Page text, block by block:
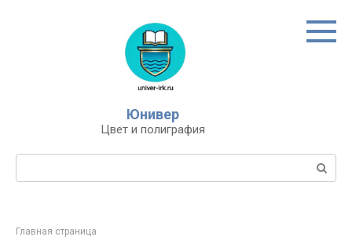
Юнивер
Цвет и полиграфия
Главная страница